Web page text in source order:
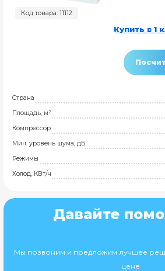
Код товара: 11112
Купить в 1
Страна
Площадь, м²
Компрессор
Мин. уровень шума, дБ
Режимы
Холод, КВт/ч
Давайте
Мы позвоним и предложим лучшее
цене